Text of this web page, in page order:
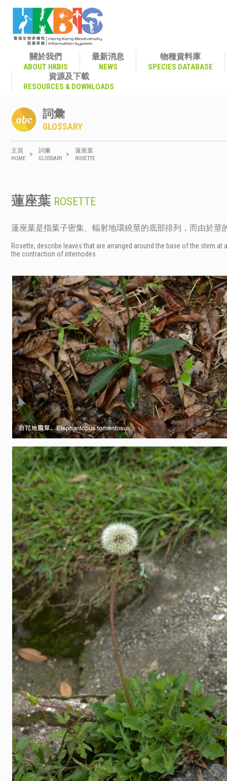
關於我們
ABOUT HKBIS
最新消息
NEWS
物種資料庫
SPECIES DATABASE
資源及下載
RESOURCES & DOWNLOADS
詞彙
GLOSSARY
主頁
HOME
> 詞彙
GLOSSARY
> 蓮座葉
ROSETTE
蓮座葉 ROSETTE
蓮座葉是指葉子密集、輻射地環繞莖的底部排列，而由於莖
Rosette, describe leaves that are arranged around the base of the stem
the contraction of internodes.